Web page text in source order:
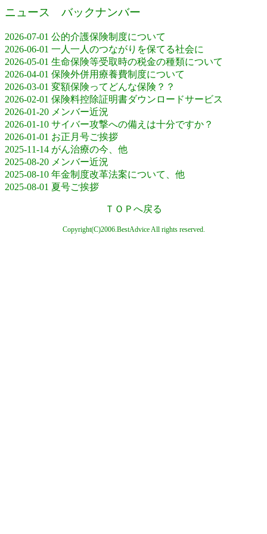
ニュース バックナンバー
2026-07-01 公的介護保険制度について
2026-06-01 一人一人のつながりを保てる社会に
2026-05-01 生命保険等受取時の税金の種類について
2026-04-01 保険外併用療養費制度について
2026-03-01 変額保険ってどんな保険？？
2026-02-01 保険料控除証明書ダウンロードサービス
2026-01-20 メンバー近況
2026-01-10 サイバー攻撃への備えは十分ですか？
2026-01-01 お正月号ご挨拶
2025-11-14 がん治療の今、他
2025-08-20 メンバー近況
2025-08-10 年金制度改革法案について、他
2025-08-01 夏号ご挨拶
ＴＯＰへ戻る
Copyright(C)2006.BestAdvice All rights reserved.